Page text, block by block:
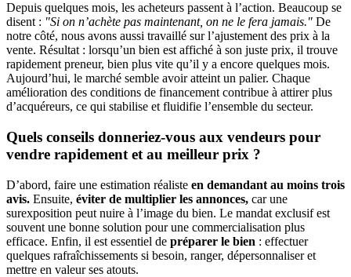
Depuis quelques mois, les acheteurs passent à l’action. Beaucoup se
disent : "Si on n’achète pas maintenant, on ne le fera jamais." De
notre côté, nous avons aussi travaillé sur l’ajustement des prix à la
vente. Résultat : lorsqu’un bien est affiché à son juste prix, il trouve
rapidement preneur, bien plus vite qu’il y a encore quelques mois.
Aujourd’hui, le marché semble avoir atteint un palier. Chaque
amélioration des conditions de financement contribue à attirer plus
d’acquéreurs, ce qui stabilise et fluidifie l’ensemble du secteur.
Quels conseils donneriez-vous aux vendeurs pour
vendre rapidement et au meilleur prix ?
D’abord, faire une estimation réaliste en demandant au moins trois
avis. Ensuite, éviter de multiplier les annonces, car une
surexposition peut nuire à l’image du bien. Le mandat exclusif est
souvent une bonne solution pour une commercialisation plus
efficace. Enfin, il est essentiel de préparer le bien : effectuer
quelques rafraîchissements si besoin, ranger, dépersonnaliser et
mettre en valeur ses atouts.